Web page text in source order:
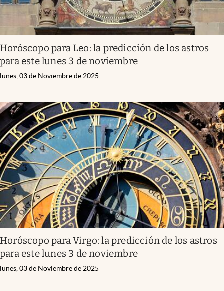
Horóscopo para Leo: la predicción de los astros
para este lunes 3 de noviembre
lunes, 03 de Noviembre de 2025
Horóscopo para Virgo: la predicción de los astros
para este lunes 3 de noviembre
lunes, 03 de Noviembre de 2025